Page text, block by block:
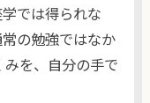
では得られな
の勉強ではなか
を、自分の手で